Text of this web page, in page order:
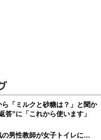
ら「ミルクと砂糖は？」と聞か
”に「これから使います」
の男性教師が女子トイレに…